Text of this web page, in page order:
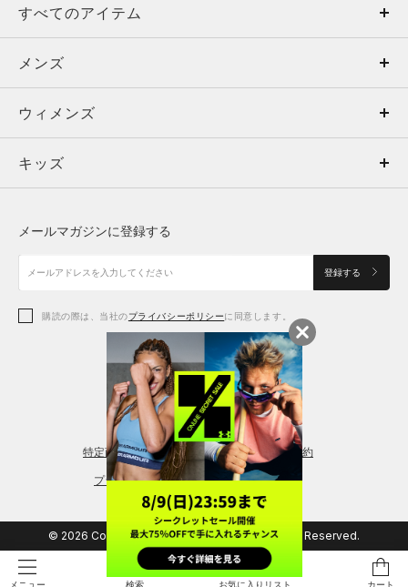
メニュー 検索 お気に入りリスト カート
すべてのアイテム
メンズ
ウィメンズ
キッズ
アクセサリー
メンズ
トップス
ボトムス
アクセサリー
ウィメンズ
トップス
シューズ
アクセサリー
レギンス＆タイツ
キッズ
シューズ
メールマガジンに登録する
登録する
購読の際は、当社のプライバシーポリシーに同意します。
特定商取引法に基づく通販の表記 会員規約
プライバシーポリシー
© 2026 Copyright DOME Corporation. All Rights Reserved.